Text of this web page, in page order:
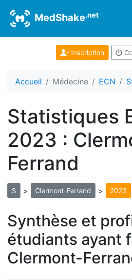
MedShake.net
Inscription
Accueil Médecine ECN
Statistiques
2023 :
Ferrand
S > Clermont-Ferrand > 2023
Synthèse et
étudiants ayant
Clermont-